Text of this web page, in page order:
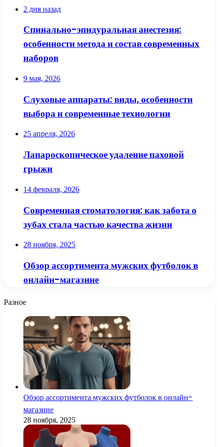
2 дня назад
Спинально-эпидуральная анестезия:
особенности метода и состав современных
наборов
9 мая, 2026
Слуховые аппараты: виды, особенности
выбора и современные технологии
25 апреля, 2026
Лапароскопическое удаление паховой
грыжи
14 февраля, 2026
Современная стоматология: как забота о
зубах стала частью качества жизни
28 ноября, 2025
Обзор ассортимента мужских футболок в
онлайн-магазине
Разное
Обзор ассортимента мужских футболок в онлайн-
магазине
28 ноября, 2025